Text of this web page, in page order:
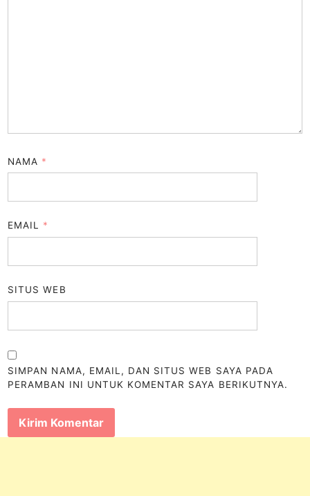
NAMA *
EMAIL *
SITUS WEB
SIMPAN NAMA, EMAIL, DAN SITUS WEB SAYA PADA
PERAMBAN INI UNTUK KOMENTAR SAYA BERIKUTNYA.